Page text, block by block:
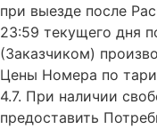
при выезде после
23:59 текущего дня
(Заказчиком)
Цены Номера по
4.7. При наличии
предоставить